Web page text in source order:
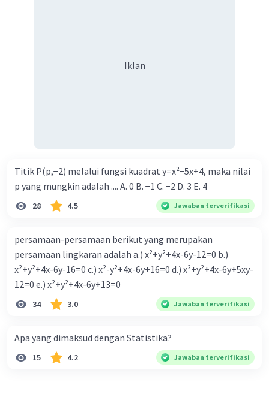
Iklan
Titik P(p,−2) melalui fungsi kuadrat y=x²−5x+4, maka nilai
p yang mungkin adalah .... A. 0 B. −1 C. −2 D. 3 E. 4
28 4.5 Jawaban terverifikasi
persamaan-persamaan berikut yang merupakan
persamaan lingkaran adalah a.) x²+y²+4x-6y-12=0 b.)
x²+y²+4x-6y-16=0 c.) x²-y²+4x-6y+16=0 d.) x²+y²+4x-6y+5xy-
12=0 e.) x²+y²+4x-6y+13=0
34 3.0 Jawaban terverifikasi
Apa yang dimaksud dengan Statistika?
15 4.2 Jawaban terverifikasi